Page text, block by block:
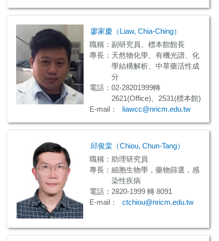
廖家慶（Liaw, Chia-Ching）
職稱：副研究員、標本館館長
專長：天然物化學、有機光譜、化
學結構解析、中草藥活性成
分
電話：02-28201999轉
2621(Office)、2531(標本館)
E-mail：
liawcc@nricm.edu.tw
邱俊棠（Chiou, Chun-Tang）
職稱：助理研究員
專長：細胞生物學，藥物篩選，感
染性疾病
電話：2820-1999 轉 8091
E-mail：
ctchiou@nricm.edu.tw